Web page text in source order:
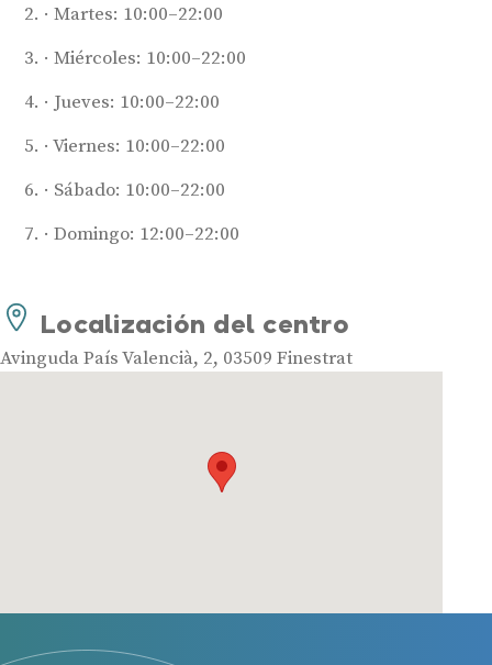
Martes: 10:00–22:00
Miércoles: 10:00–22:00
Jueves: 10:00–22:00
Viernes: 10:00–22:00
Sábado: 10:00–22:00
Domingo: 12:00–22:00
Localización del centro
Avinguda País Valencià, 2, 03509 Finestrat
Audífonos
Mejores marcas de audífonos
Audífonos invisibles
Audífonos bluetooth
Audífonos recargables